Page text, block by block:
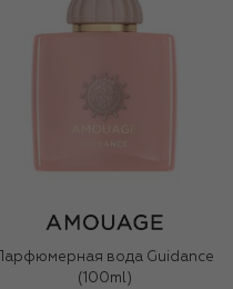
Парфюмерная вода Guidance
(100ml)